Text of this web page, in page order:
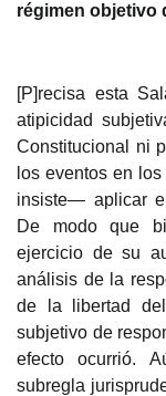
régimen objetivo
[P]recisa esta
atipicidad
Constitucional ni
los eventos en
insiste― aplicar
De modo que
ejercicio de su
análisis de la
de la libertad
subjetivo de
efecto ocurrió.
subregla